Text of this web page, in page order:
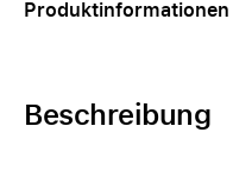
Produktinformationen
Beschreibung